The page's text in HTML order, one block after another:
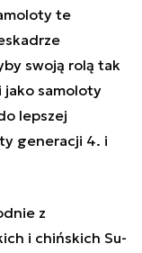
te
swoją rolą tak
jako samoloty
lepszej
generacji 4. i
z
i chińskich Su-